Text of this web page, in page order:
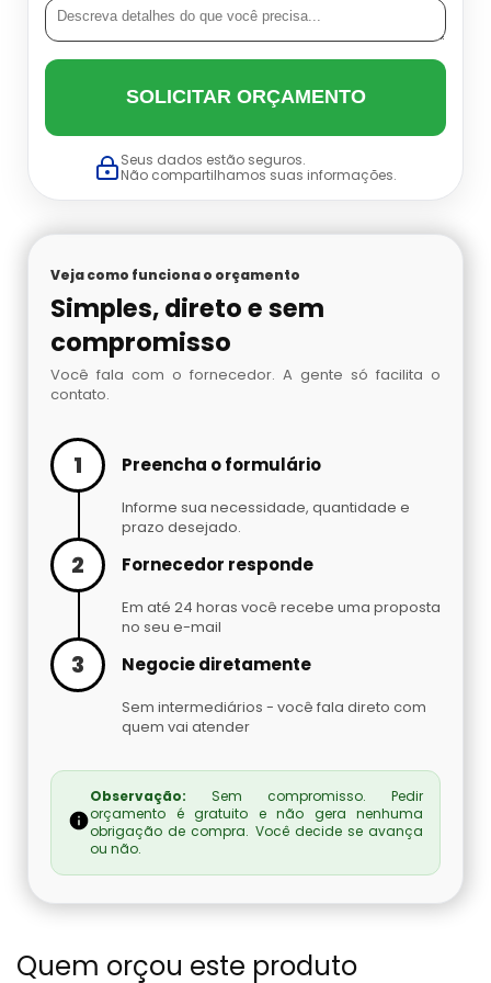
Balança Linear Sp
Balança Multi Cabeças
Balança Multi Cabeças Preço
Balança Multicabeçote Preço
Contadora Preço
Dosadora Para Pó
Embaladora De Azeitona
Embaladora De Brindes
Embaladora De Café
Embaladora De Fechaduras E Maçanetas
Embaladora De Massas
Embaladora De Peças Automotivas
Embaladora De Pó
Embaladora Invertida
Fábrica De Seladoras
Datador Cetro
SOLICITAR ORÇAMENTO
Seus dados estão seguros.
Não compartilhamos suas informações.
Veja como funciona o orçamento
Simples, direto e sem
compromisso
Você fala com o fornecedor. A gente só facilita o
contato.
1 Preencha o formulário
Informe sua necessidade, quantidade e
prazo desejado.
2 Fornecedor responde
Em até 24 horas você recebe uma proposta
no seu e-mail
3 Negocie diretamente
Sem intermediários - você fala direto com
quem vai atender
Observação: Sem compromisso. Pedir
orçamento é gratuito e não gera nenhuma
obrigação de compra. Você decide se avança
ou não.
Quem orçou este produto